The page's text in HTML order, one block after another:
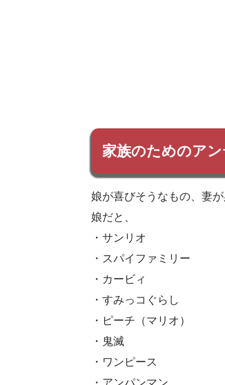
家族のためのアン
娘が喜びそうなもの、妻
娘だと、
・サンリオ
・スパイファミリー
・カービィ
・すみっコぐらし
・ピーチ（マリオ）
・鬼滅
・ワンピース
・アンパンマン